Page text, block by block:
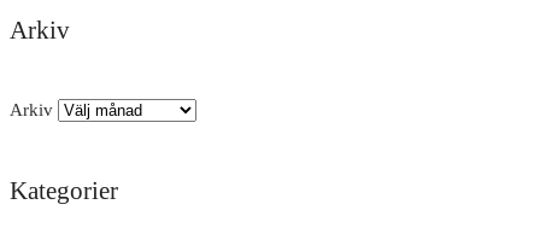
Arkiv
Arkiv
Kategorier